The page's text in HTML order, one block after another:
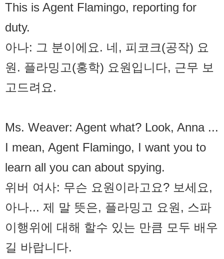
This is Agent Flamingo, reporting for
duty.
아나: 그 분이에요. 네, 피코크(공작) 요
원. 플라밍고(홍학) 요원입니다, 근무 보
고드려요.
Ms. Weaver: Agent what? Look, Anna ...
I mean, Agent Flamingo, I want you to
learn all you can about spying.
위버 여사: 무슨 요원이라고요? 보세요,
아나... 제 말 뜻은, 플라밍고 요원, 스파
이행위에 대해 할수 있는 만큼 모두 배우
길 바랍니다.